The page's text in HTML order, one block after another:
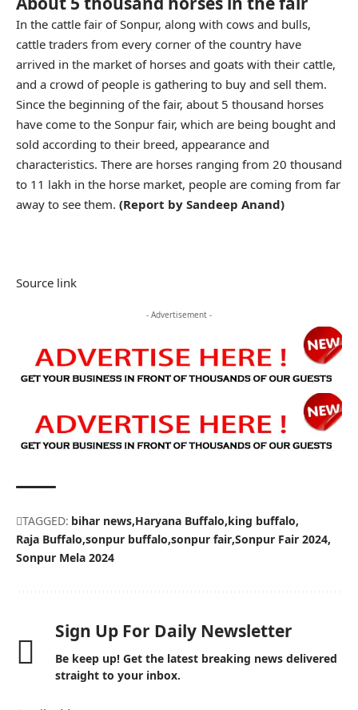
In the cattle fair of Sonpur, along with cows and bulls,
cattle traders from every corner of the country have
arrived in the market of horses and goats with their cattle,
and a crowd of people is gathering to buy and sell them.
Since the beginning of the fair, about 5 thousand horses
have come to the Sonpur fair, which are being bought and
sold according to their breed, appearance and
characteristics. There are horses ranging from 20 thousand
to 11 lakh in the horse market, people are coming from far
away to see them. (Report by Sandeep Anand)
Source link
- Advertisement -
TAGGED: bihar news Haryana Buffalo king buffalo
Raja Buffalo sonpur buffalo sonpur fair Sonpur Fair 2024
Sonpur Mela 2024
Sign Up For Daily Newsletter
Be keep up! Get the latest breaking news delivered
straight to your inbox.